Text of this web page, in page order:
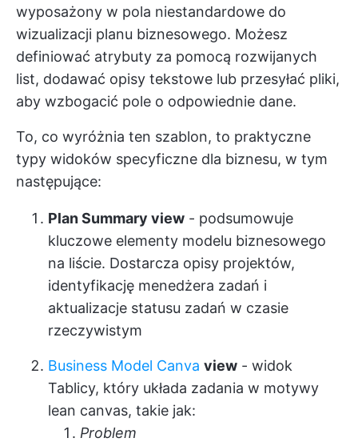
wyposażony w pola niestandardowe do
wizualizacji planu biznesowego. Możesz
definiować atrybuty za pomocą rozwijanych
list, dodawać opisy tekstowe lub przesyłać pliki,
aby wzbogacić pole o odpowiednie dane.
To, co wyróżnia ten szablon, to praktyczne
typy widoków specyficzne dla biznesu, w tym
następujące:
Plan Summary view - podsumowuje
kluczowe elementy modelu biznesowego
na liście. Dostarcza opisy projektów,
identyfikację menedżera zadań i
aktualizacje statusu zadań w czasie
rzeczywistym
Business Model Canva view - widok
Tablicy, który układa zadania w motywy
lean canvas, takie jak:
Problem